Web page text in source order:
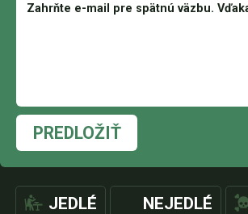
PREDLOŽIŤ
JEDLÉ NEJEDLÉ